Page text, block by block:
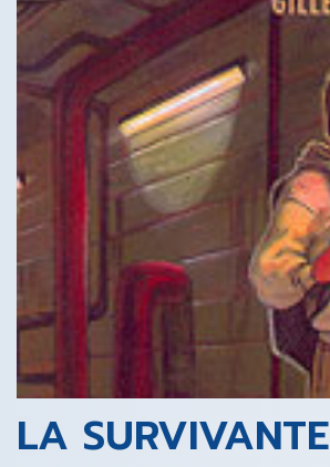
IMAGINALES 2026
SENSE OF WONDER
CINÉMA ET SÉRIES
LA SURVIVANTE